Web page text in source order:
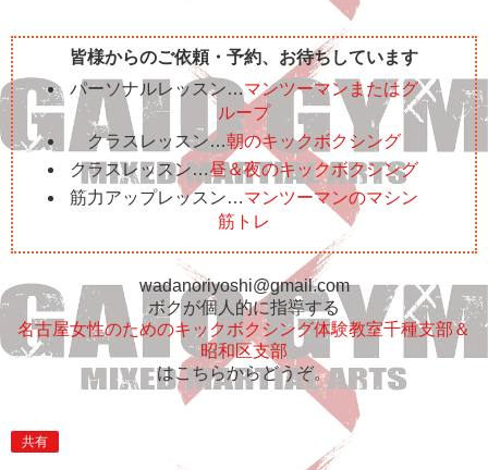
皆様からのご依頼・予約、お待ちしています
パーソナルレッスン…マンツーマンまたはグ
ループ
クラスレッスン…朝のキックボクシング
クラスレッスン…昼＆夜のキックボクシング
筋力アップレッスン…マンツーマンのマシン
筋トレ
wadanoriyoshi@gmail.com
ボクが個人的に指導する
名古屋女性のためのキックボクシング体験教室千種支部＆
昭和区支部
はこちらからどうぞ。
共有